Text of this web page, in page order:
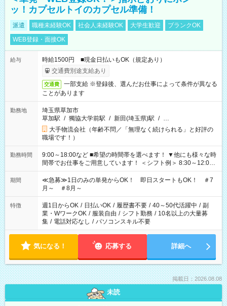
ッ！カプセルトイのカプセル準備！
派遣 職種未経験OK 社会人未経験OK 大学生歓迎
ブランクOK
WEB登録・面接OK
給与
時給1500円 ■現金日払いもOK（規定あり）
交通費別途支給あり
交通費
一部支給 ※登録後、選んだお仕事によって条件が異なる
ことがあります
勤務地
埼玉県草加市
草加駅 / 獨協大学前駅 / 新田(埼玉県)駅 / …
大手物流会社（年齢不問／「無理なく続けられる」と好評の
職場です！）
勤務時間
9:00～18:00など ■希望の時間帯を選べます！ ▼他にも様々な時
間帯でお仕事をご用意しています！ ＜シフト例＞ 8:30～12:00
17:00～22:00 13:00～22:00 22:00～翌6:00 など
期間
≪急募≫1日のみの単発からOK！ 即日スタートもOK！ ＃7
月～ ＃8月～
特徴 週1日からOK / 日払いOK / 履歴書不要 / 40～50代活躍中 / 副
業・WワークOK / 服装自由 / シフト勤務 / 10名以上の大量募
集 / 電話対応なし / パソコンスキル不要
気になる！ 応募する 詳細へ
掲載日：2026.08.08
未読